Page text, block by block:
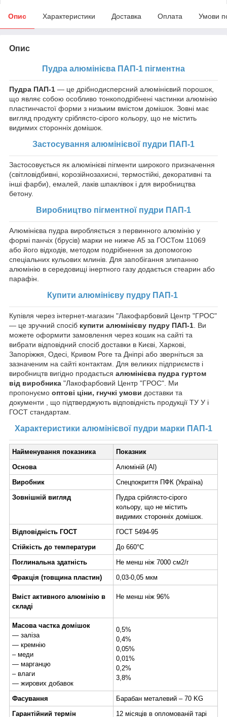
Опис Характеристики Доставка Оплата Умови
Опис
Пудра алюмінієва ПАП-1 пігментна
Пудра ПАП-1 — це дрібнодисперсний алюмінієвий порошок,
що являє собою особливо тонкоподрібнені частинки алюмінію
пластинчастої форми з низьким вмістом домішок. Зовні має
вигляд продукту сріблясто-сірого кольору, що не містить
видимих сторонніх домішок.
Застосування алюмінієвої пудри ПАП-1
Застосовується як алюмінієві пігменти широкого призначення
(світловідбивні, корозійнозахисні, термостійкі, декоративні та
інші фарби), емалей, лаків шпаклівок і для виробництва
бетону.
Виробництво пігментної пудри ПАП-1
Алюмінієва пудра виробляється з первинного алюмінію у
формі панчіх (брусів) марки не нижче А5 за ГОСТом 11069
або його відходів, методом подрібнення за допомогою
спеціальних кульових млинів. Для запобігання злипанню
алюмінію в середовищі інертного газу додається стеарин або
парафін.
Купити алюмінієву пудру ПАП-1
Купівля через інтернет-магазин "Лакофарбовий Центр "ГРОС"
— це зручний спосіб купити алюмінієву пудру ПАП-1 . Ви
можете оформити замовлення через кошик на сайті та
вибрати відповідний спосіб доставки в Києві, Харкові,
Запоріжжя, Одесі, Кривом Роге та Дніпрі або зверніться за
зазначеним на сайті контактам. Для великих підприємств і
виробництв вигідно продається алюмінієва пудра гуртом
від виробника "Лакофарбовий Центр "ГРОС". Ми
пропонуємо оптові ціни, гнучкі умови доставки та
документи , що підтверджують відповідність продукції ТУ У і
ГОСТ стандартам.
Характеристики алюмінієвої пудри марки ПАП-1
Найменування показника
Показник
Основа
Алюміній (Al)
Виробник
Спецпокриття ПФК (Україна)
Зовнішній вигляд
Пудра сріблясто-сірого
кольору, що не містить
видимих сторонніх домішок.
Відповідність ГОСТ
ГОСТ 5494-95
Стійкість до температури
До 660°C
Поглинальна здатність
Не менш ніж 7000 см2/г
Фракція (товщина пластин)
0,03-0,05 мкм
Вміст активного алюмінію в
складі
Не менш ніж 96%
Масова частка домішок
— заліза
— кремнію
– меди
— марганцю
– влаги
— жирових добавок
0,5%
0,4%
0,05%
0,01%
0,2%
3,8%
Фасування
Барабан металевий – 70 KG
Гарантійний термін
12 місяців в опломованій тарі